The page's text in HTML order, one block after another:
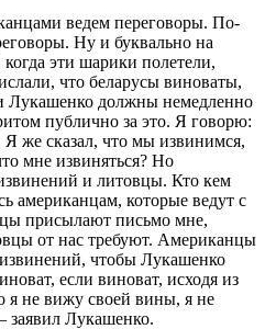
ведем переговоры. По-
Ну и буквально на
эти шарики полетели,
что беларусы виноваты,
Лукашенко должны немедленно
публично за это. Я говорю:
же сказал, что мы извинимся,
мне извиняться? Но
и литовцы. Кто кем
американцам, которые ведут с
присылают письмо мне,
от нас требуют. Американцы
чтобы Лукашенко
если виноват, исходя из
я не вижу своей вины, я не
Лукашенко.